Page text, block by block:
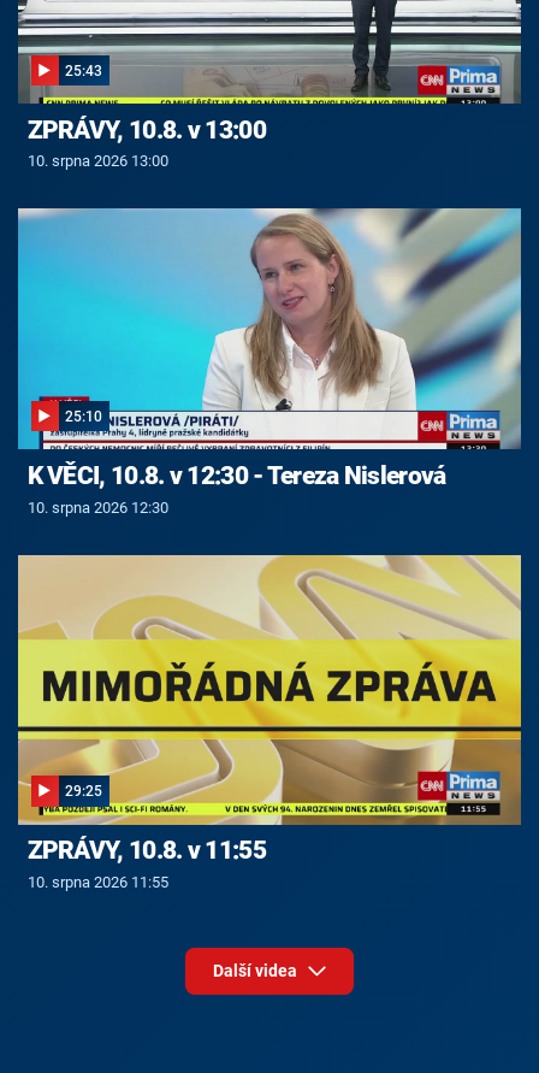
25:43
ZPRÁVY, 10.8. v 13:00
10. srpna 2026 13:00
25:10
K VĚCI, 10.8. v 12:30 - Tereza Nislerová
10. srpna 2026 12:30
29:25
ZPRÁVY, 10.8. v 11:55
10. srpna 2026 11:55
Další videa